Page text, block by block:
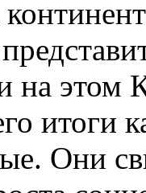
на этом
итоги
Они